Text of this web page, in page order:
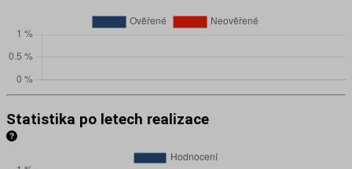
Statistika po letech realizace